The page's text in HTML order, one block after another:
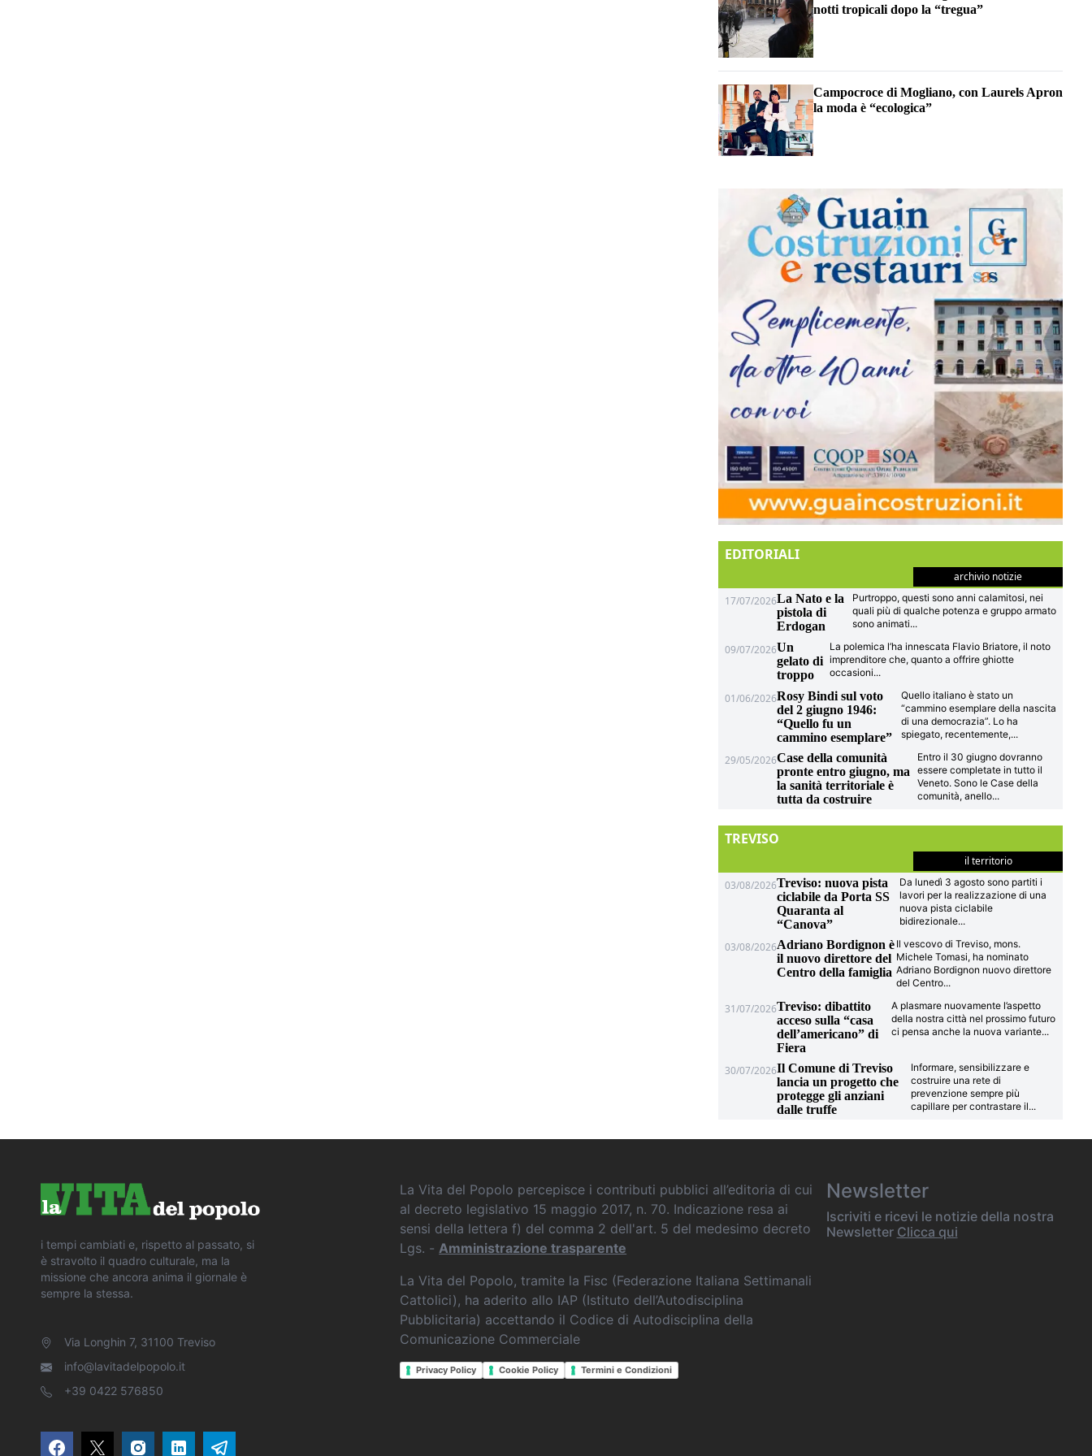
notti tropicali dopo la “tregua”
Campocroce di Mogliano, con Laurels Apron
la moda è “ecologica”
EDITORIALI
archivio notizie
17/07/2026La Nato e la
pistola di
Erdogan
Purtroppo, questi sono anni calamitosi, nei
quali più di qualche potenza e gruppo armato
sono animati...
09/07/2026Un
gelato di
troppo
La polemica l’ha innescata Flavio Briatore, il noto
imprenditore che, quanto a offrire ghiotte
occasioni...
01/06/2026Rosy Bindi sul voto
del 2 giugno 1946:
“Quello fu un
cammino esemplare”
Quello italiano è stato un
“cammino esemplare della nascita
di una democrazia”. Lo ha
spiegato, recentemente,...
29/05/2026Case della comunità
pronte entro giugno, ma
la sanità territoriale è
tutta da costruire
Entro il 30 giugno dovranno
essere completate in tutto il
Veneto. Sono le Case della
comunità, anello...
TREVISO
il territorio
03/08/2026Treviso: nuova pista
ciclabile da Porta SS
Quaranta al
“Canova”
Da lunedì 3 agosto sono partiti i
lavori per la realizzazione di una
nuova pista ciclabile
bidirezionale...
03/08/2026Adriano Bordignon è
il nuovo direttore del
Centro della famiglia
Il vescovo di Treviso, mons.
Michele Tomasi, ha nominato
Adriano Bordignon nuovo direttore
del Centro...
31/07/2026Treviso: dibattito
acceso sulla “casa
dell’americano” di
Fiera
A plasmare nuovamente l’aspetto
della nostra città nel prossimo futuro
ci pensa anche la nuova variante...
30/07/2026Il Comune di Treviso
lancia un progetto che
protegge gli anziani
dalle truffe
Informare, sensibilizzare e
costruire una rete di
prevenzione sempre più
capillare per contrastare il...
i tempi cambiati e, rispetto al passato, si
è stravolto il quadro culturale, ma la
missione che ancora anima il giornale è
sempre la stessa.
Via Longhin 7, 31100 Treviso
info@lavitadelpopolo.it
+39 0422 576850
La Vita del Popolo percepisce i contributi pubblici all’editoria di cui
al decreto legislativo 15 maggio 2017, n. 70. Indicazione resa ai
sensi della lettera f) del comma 2 dell'art. 5 del medesimo decreto
Lgs. -Amministrazione trasparente
La Vita del Popolo, tramite la Fisc (Federazione Italiana Settimanali
Cattolici), ha aderito allo IAP (Istituto dell’Autodisciplina
Pubblicitaria) accettando il Codice di Autodisciplina della
Comunicazione Commerciale
Privacy Policy Cookie Policy Termini e Condizioni
Newsletter
Iscriviti e ricevi le notizie della nostra
Newsletter Clicca qui